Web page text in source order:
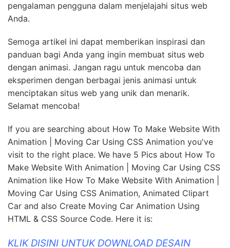
pengalaman pengguna dalam menjelajahi situs web
Anda.
Semoga artikel ini dapat memberikan inspirasi dan
panduan bagi Anda yang ingin membuat situs web
dengan animasi. Jangan ragu untuk mencoba dan
eksperimen dengan berbagai jenis animasi untuk
menciptakan situs web yang unik dan menarik.
Selamat mencoba!
If you are searching about How To Make Website With
Animation | Moving Car Using CSS Animation you've
visit to the right place. We have 5 Pics about How To
Make Website With Animation | Moving Car Using CSS
Animation like How To Make Website With Animation |
Moving Car Using CSS Animation, Animated Clipart
Car and also Create Moving Car Animation Using
HTML & CSS Source Code. Here it is:
KLIK DISINI UNTUK DOWNLOAD DESAIN